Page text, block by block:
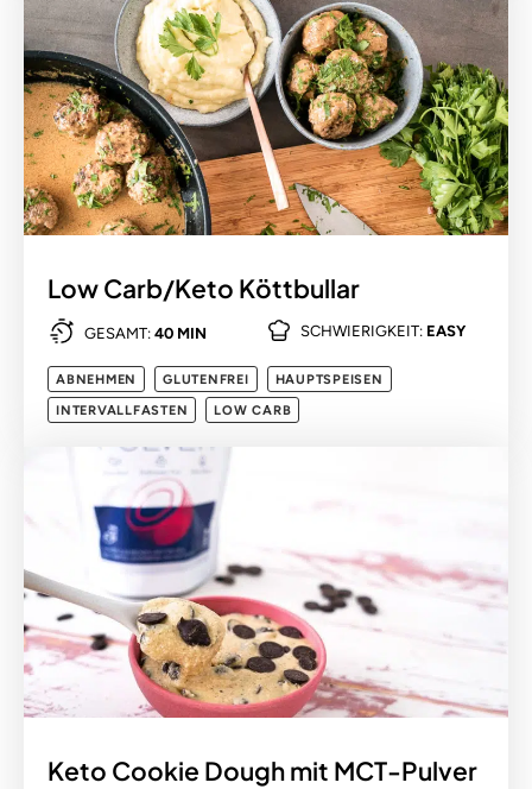
Low Carb/Keto Köttbullar
GESAMT: 40 MIN SCHWIERIGKEIT: EASY
ABNEHMEN GLUTENFREI
HAUPTSPEISEN
INTERVALLFASTEN
LOW CARB
Keto Cookie Dough mit MCT-Pulver